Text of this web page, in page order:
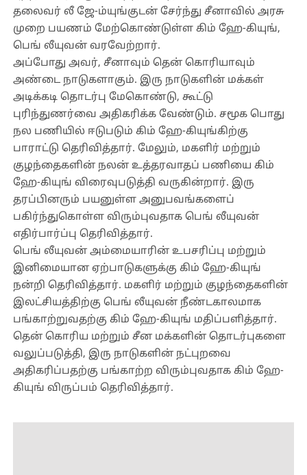
தலைவர் லீ ஜே-ம்யுங்குடன் சேர்ந்து சீனாவில் அரசு
முறை பயணம் மேற்கொண்டுள்ள கிம் ஹே-கியுங்,
பெங் லீயுவன் வரவேற்றார்.
அப்போது அவர், சீனாவும் தென் கொரியாவும்
அண்டை நாடுகளாகும். இரு நாடுகளின் மக்கள்
அடிக்கடி தொடர்பு மேகொண்டு, கூட்டு
புரிந்துணர்வை அதிகரிக்க வேண்டும். சமூக பொது
நல பணியில் ஈடுபடும் கிம் ஹே-கியுங்கிற்கு
பாராட்டு தெரிவித்தார். மேலும், மகளிர் மற்றும்
குழந்தைகளின் நலன் உத்தரவாதப் பணியை கிம்
ஹே-கியுங் விரைவுபடுத்தி வருகின்றார். இரு
தரப்பினரும் பயனுள்ள அனுபவங்களைப்
பகிர்ந்துகொள்ள விரும்புவதாக பெங் லீயுவன்
எதிர்பார்ப்பு தெரிவித்தார்.
பெங் லீயுவன் அம்மையாரின் உபசரிப்பு மற்றும்
இனிமையான ஏற்பாடுகளுக்கு கிம் ஹே-கியுங்
நன்றி தெரிவித்தார். மகளிர் மற்றும் குழந்தைகளின்
இலட்சியத்திற்கு பெங் லீயுவன் நீண்டகாலமாக
பங்காற்றுவதற்கு கிம் ஹே-கியுங் மதிப்பளித்தார்.
தென் கொரிய மற்றும் சீன மக்களின் தொடர்புகளை
வலுப்படுத்தி, இரு நாடுகளின் நட்புறவை
அதிகரிப்பதற்கு பங்காற்ற விரும்புவதாக கிம் ஹே-
கியுங் விருப்பம் தெரிவித்தார்.